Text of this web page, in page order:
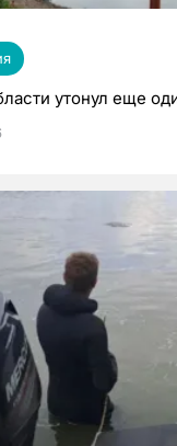
утонул еще